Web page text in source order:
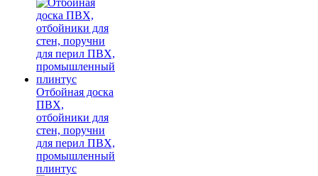
Отбойная доска
ПВХ,
отбойники для
стен, поручни
для перил ПВХ,
промышленный
плинтус